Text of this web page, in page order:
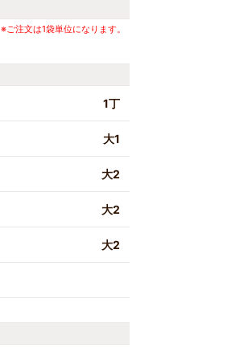
※ご注文は1袋単位になります。
1丁
大1
大2
大2
大2